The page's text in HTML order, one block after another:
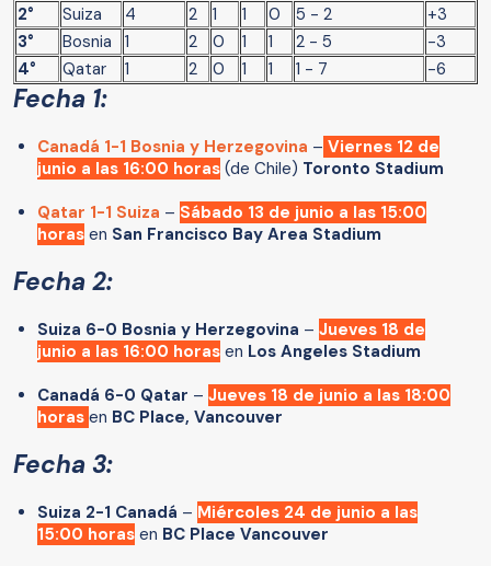
2°
Suiza 4 2 1 1 0 5 - 2
+3
3°
Bosnia 1 2 0 1 1 2 - 5
-3
4°
Qatar 1 2 0 1 1 1 - 7 -6
Fecha 1:
Canadá 1-1 Bosnia y Herzegovina – Viernes 12 de
junio a las 16:00 horas (de Chile) Toronto Stadium
Qatar 1-1 Suiza – Sábado 13 de junio a las 15:00
horas en San Francisco Bay Area Stadium
Fecha 2:
Suiza 6-0 Bosnia y Herzegovina – Jueves 18 de
junio a las 16:00 horas en Los Angeles Stadium
Canadá 6-0 Qatar – Jueves 18 de junio a las 18:00
horas en BC Place, Vancouver
Fecha 3:
Suiza 2-1 Canadá – Miércoles 24 de junio a las
15:00 horas en BC Place Vancouver